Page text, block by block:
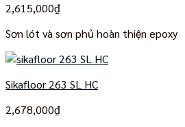
2,615,000₫
Sơn lót và sơn phủ hoàn thiện epoxy
Sikafloor 263 SL HC
2,678,000₫